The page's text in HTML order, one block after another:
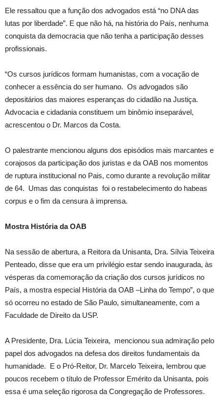
Ele ressaltou que a função dos advogados está “no DNA das
lutas por liberdade”. E que não há, na história do País, nenhuma
conquista da democracia que não tenha a participação desses
profissionais.
“Os cursos jurídicos formam humanistas, com a vocação de
conhecer a essência do ser humano. Os advogados são
depositários das maiores esperanças do cidadão na Justiça.
Advocacia e cidadania constituem um binômio inseparável,
acrescentou o Dr. Marcos da Costa.
O palestrante mencionou alguns dos episódios mais marcantes e
corajosos da participação dos juristas e da OAB nos momentos
de ruptura institucional no Pais, como durante a revolução militar
de 64. Umas das conquistas foi o restabelecimento do habeas
corpus e o fim da censura à imprensa.
Mostra História da OAB
Na sessão de abertura, a Reitora da Unisanta, Dra. Sílvia Teixeira
Penteado, disse que era um privilégio estar sendo inaugurada, às
vésperas da comemoração da criação dos cursos jurídicos no
País, a mostra especial História da OAB –Linha do Tempo”, o que
só ocorreu no estado de São Paulo, simultaneamente, com a
Faculdade de Direito da USP.
A Presidente, Dra. Lúcia Teixeira, mencionou sua admiração pelo
papel dos advogados na defesa dos direitos fundamentais da
humanidade. E o Pró-Reitor, Dr. Marcelo Teixeira, lembrou que
poucos recebem o título de Professor Emérito da Unisanta, pois
essa é uma seleção rigorosa da Congregação de Professores.